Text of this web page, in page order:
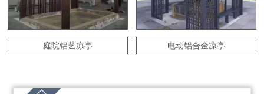
庭院铝艺凉亭 电动铝合金凉亭